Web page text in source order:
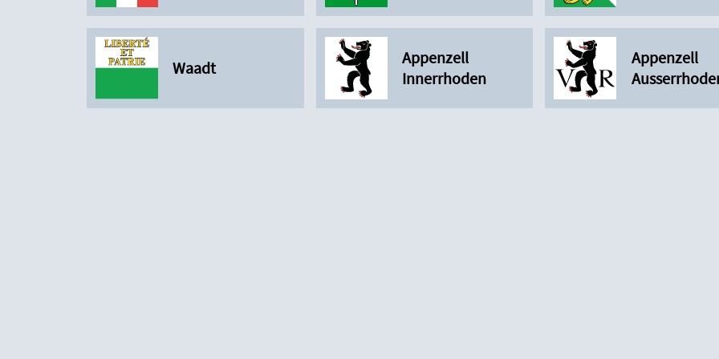
Waadt
Appenzell
Innerrhoden
Appenzell